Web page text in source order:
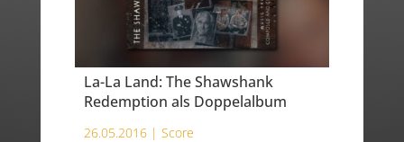
La-La Land: The Shawshank
Redemption als Doppelalbum
26.05.2016 | Score